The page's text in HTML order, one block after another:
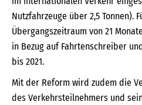
Nutzfahrzeuge über 2,5 Tonnen).
Übergangszeitraum von 21
in Bezug auf Fahrtenschreiber
bis 2021.
Mit der Reform wird zudem die
des Verkehrsteilnehmers und